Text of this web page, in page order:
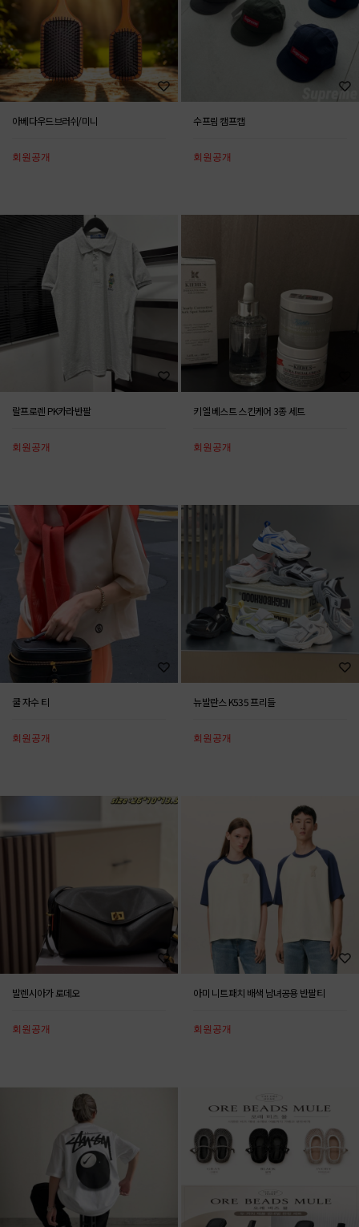
아베다우드브러쉬/미니
회원공개
수프림 캠프캡
회원공개
랄프로렌 PK카라반팔
회원공개
키엘 베스트 스킨케어 3종 세트
회원공개
쿨 자수 티
회원공개
뉴발란스 K535 프리들
회원공개
발렌시아가 로데오
회원공개
아미 니트패치 배색 남녀공용 반팔티
회원공개